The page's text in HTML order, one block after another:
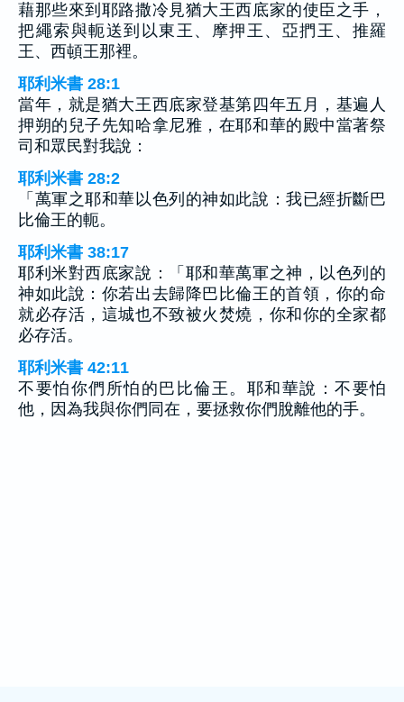
藉那些來到耶路撒冷見猶大王西底家的使臣之手，
把繩索與軛送到以東王、摩押王、亞捫王、推羅
王、西頓王那裡。
耶利米書 28:1
當年，就是猶大王西底家登基第四年五月，基遍人
押朔的兒子先知哈拿尼雅，在耶和華的殿中當著祭
司和眾民對我說：
耶利米書 28:2
「萬軍之耶和華以色列的神如此說：我已經折斷巴
比倫王的軛。
耶利米書 38:17
耶利米對西底家說：「耶和華萬軍之神，以色列的
神如此說：你若出去歸降巴比倫王的首領，你的命
就必存活，這城也不致被火焚燒，你和你的全家都
必存活。
耶利米書 42:11
不要怕你們所怕的巴比倫王。耶和華說：不要怕
他，因為我與你們同在，要拯救你們脫離他的手。